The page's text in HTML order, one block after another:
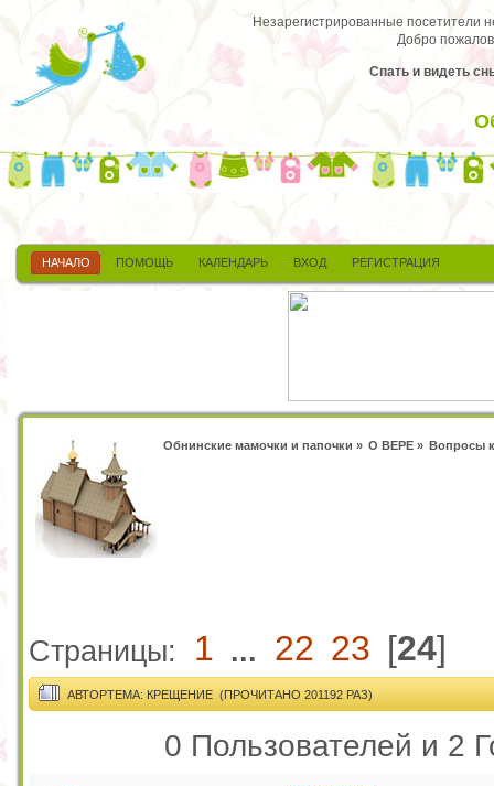
Незарегистрированные посетители
Добро
Спать и видеть
НАЧАЛО ПОМОЩЬ КАЛЕНДАРЬ ВХОД РЕГИСТРАЦИЯ
Обнинские мамочки и папочки » О ВЕРЕ» Вопросы
Страницы: 1 ... 22 23 [24]
АВТОРТЕМА: КРЕЩЕНИЕ (ПРОЧИТАНО 201192 РАЗ)
0 Пользователей и 2